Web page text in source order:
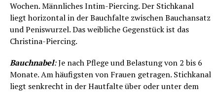
Wochen. Männliches Intim-Piercing. Der Stichkanal
liegt horizontal in der Bauchfalte zwischen Bauchansatz
und Peniswurzel. Das weibliche Gegenstück ist das
Christina-Piercing.
Bauchnabel:Je nach Pflege und Belastung von 2 bis 6
Monate. Am häufigsten von Frauen getragen. Stichkanal
liegt senkrecht in der Hautfalte über oder unter dem